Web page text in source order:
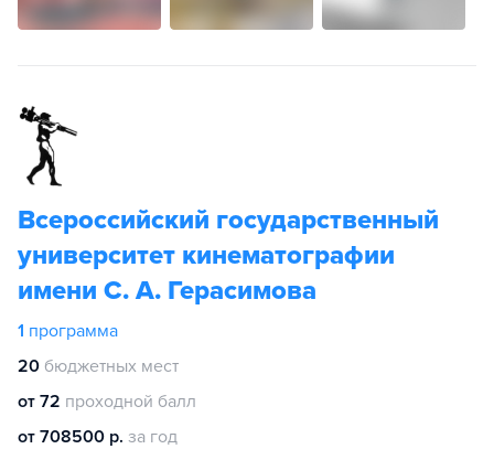
Всероссийский государственный
университет кинематографии
имени С. А. Герасимова
1 программа
20 бюджетных мест
от 72 проходной балл
от 708500 р. за год